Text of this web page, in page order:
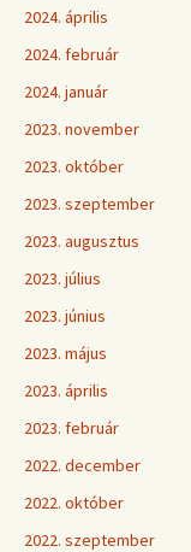
2024. április
2024. február
2024. január
2023. november
2023. október
2023. szeptember
2023. augusztus
2023. július
2023. június
2023. május
2023. április
2023. február
2022. december
2022. október
2022. szeptember